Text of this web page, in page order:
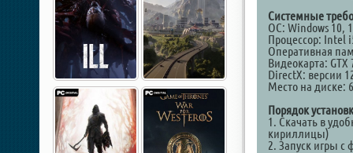
Системные
ОС: Windows 10,
Процессор: Intel
Оперативная
Видеокарта: GTX
DirectX: версии
Место на диске:
Порядок
1. Скачать в
кириллицы)
2. Запуск игры с